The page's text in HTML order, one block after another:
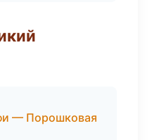
— Порошковая